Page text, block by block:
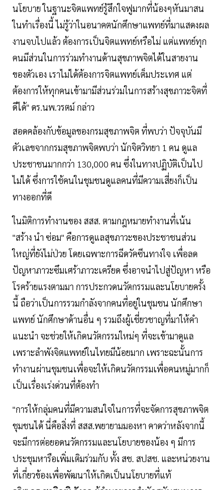
นโยบาย ในฐานะจิตแพทย์รู้สึกใจฟูมากที่น้องๆหันมาสน
ในทำเรื่องนี้ ไม่รู้ว่าในอนาคตนักศึกษาแพทย์ที่มาแสดงผล
งานจบไปแล้ว ต้องการเป็นจิตแพทย์หรือไม่ แต่แพทย์ทุก
คนมีส่วนในการร่วมทำงานด้านสุขภาพจิตได้ในสายงาน
ของตัวเอง เราไม่ได้ต้องการจิตแพทย์เต็มประเทศ แต่
ต้องการให้ทุกคนเข้ามามีส่วนร่วมในการสร้างสุขภาวะจิตที่
ดีได้" ดร.นพ.วรตม์ กล่าว
สอดคล้องกับข้อมูลของกรมสุขภาพจิต ที่พบว่า ปัจจุบันมี
ตัวเลขจากกรมสุขภาพจิตพบว่า นักจิตวิทยา 1 คน ดูแล
ประชาชนมากกว่า 130,000 คน ซึ่งในทางปฏิบัติเป็นไป
ไม่ได้ ซึ่งการใช้คนในชุมชนดูแลคนที่มีความเสี่ยงก็เป็น
ทางออกที่ดี
ในมิติการทำงานของ สสส. ตามกฎหมายทำงานที่เน้น
"สร้าง นำ ซ่อม" คือการดูแลสุขภาวะของประชาชนส่วน
ใหญ่ที่ยังไม่ป่วย โดยเฉพาะการฉีดวัคซีนทางใจ เพื่อลด
ปัญหาภาวะซึมเศร้าภาวะเครียด ซึ่งอาจนำไปสู่ปัญหา หรือ
โรคร้ายแรงตามมา การประกวดนวัตกรรมและนโยบายครั้ง
นี้ ถือว่าเป็นการรวมกำลังจากคนที่อยู่ในชุมชน นักศึกษา
แพทย์ นักศึกษาด้านอื่น ๆ รวมถึงผู้เชี่ยวชาญที่มาให้คำ
แนะนำ จะช่วยให้เกิดนวัตกรรมใหม่ๆ ที่จะเข้ามาดูแล
เพราะลำพังจิตแพทย์ในไทยมีน้อยมาก เพราะฉะนั้นการ
ทำงานผ่านชุมชนเพื่อจะให้เกิดนวัตกรรมเพื่อคนหมู่มากก็
เป็นเรื่องเร่งด่วนที่ต้องทำ
"การให้กลุ่มคนที่มีความสนใจในการที่จะจัดการสุขภาพจิต
ชุมชนได้ นี่คือสิ่งที่ สสส.พยายามมองหา คาดว่าหลังจากนี้
จะมีการต่อยอดนวัตกรรมและนโยบายของน้อง ๆ มีการ
ประชุมหารือเพิ่มเติมร่วมกับ ทั้ง สช. สปสช. และหน่วยงาน
ที่เกี่ยวข้องเพื่อพัฒนาให้เกิดเป็นนโยบายที่แท้